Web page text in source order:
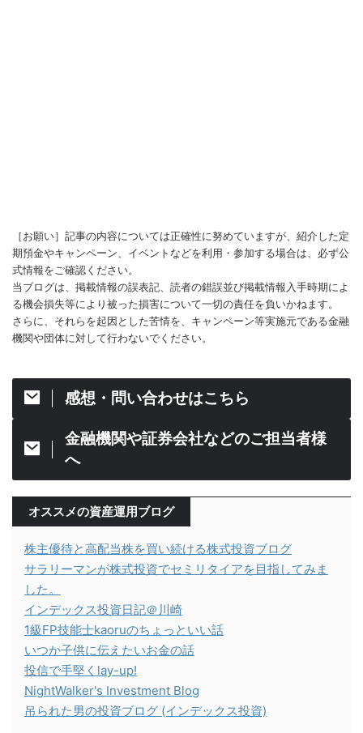
［お願い］記事の内容については正確性に努めていますが、紹介した定
期預金やキャンペーン、イベントなどを利用・参加する場合は、必ず公
式情報をご確認ください。
当ブログは、掲載情報の誤表記、読者の錯誤並び掲載情報入手時期によ
る機会損失等により被った損害について一切の責任を負いかねます。
さらに、それらを起因とした苦情を、キャンペーン等実施元である金融
機関や団体に対して行わないでください。
感想・問い合わせはこちら
金融機関や証券会社などのご担当者様
へ
オススメの資産運用ブログ
株主優待と高配当株を買い続ける株式投資ブログ
サラリーマンが株式投資でセミリタイアを目指してみま
した。
インデックス投資日記＠川崎
1級FP技能士kaoruのちょっといい話
いつか子供に伝えたいお金の話
投信で手堅くlay-up!
NightWalker's Investment Blog
吊られた男の投資ブログ (インデックス投資)